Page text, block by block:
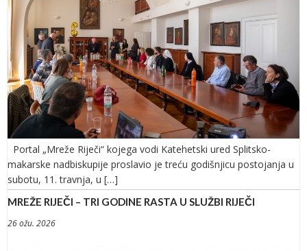
Portal „Mreže Riječi“ kojega vodi Katehetski ured Splitsko-
makarske nadbiskupije proslavio je treću godišnjicu postojanja u
subotu, 11. travnja, u […]
MREŽE RIJEČI – TRI GODINE RASTA U SLUŽBI RIJEČI
26 ožu. 2026